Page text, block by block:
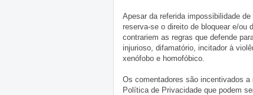
Apesar da referida impossibilidade
reserva-se o direito de bloquear e/ou
contrariem as regras que defende
injurioso, difamatório, incitador à
xenófobo e homofóbico.
Os comentadores são incentivados
Política de Privacidade que podem